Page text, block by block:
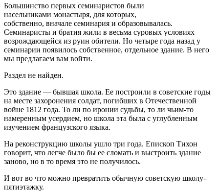
Большинство первых семинаристов были
насельниками монастыря, для которых,
собственно, вначале семинария и образовывалась.
Семинаристы и братия жили в весьма суровых условиях
возрождающейся из руин обители. Но четыре года назад у
семинарии появилось собственное, отдельное здание. В него
мы предлагаем вам войти.
Раздел не найден.
Это здание — бывшая школа. Ее построили в советские годы
на месте захоронения солдат, погибших в Отечественной
войне 1812 года. То ли по иронии судьбы, то ли чьим-то
намеренным усердием, но школа эта была с углубленным
изучением французского языка.
На реконструкцию школы ушло три года. Епископ Тихон
говорит, что легче было бы ее сломать и выстроить здание
заново, но в то время это не получилось.
И вот во что можно превратить обычную советскую школу-
пятиэтажку.